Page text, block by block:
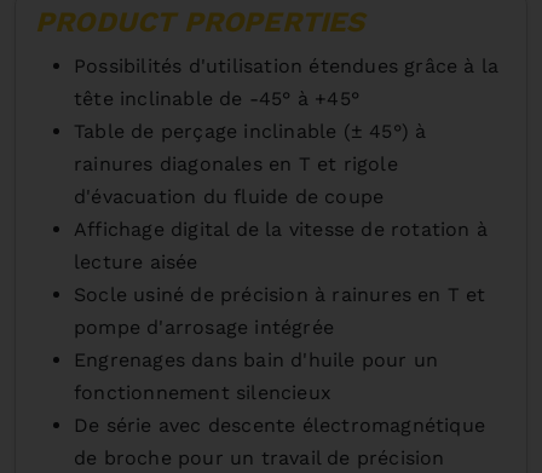
PRODUCT PROPERTIES
Possibilités d'utilisation étendues grâce à la
tête inclinable de -45° à +45°
Table de perçage inclinable (± 45°) à
rainures diagonales en T et rigole
d'évacuation du fluide de coupe
Affichage digital de la vitesse de rotation à
lecture aisée
Socle usiné de précision à rainures en T et
pompe d'arrosage intégrée
Engrenages dans bain d'huile pour un
fonctionnement silencieux
De série avec descente électromagnétique
de broche pour un travail de précision